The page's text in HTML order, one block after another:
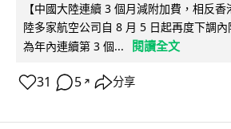
【中國大陸連續 3 個月減附加費，相反
陸多家航空公司自 8 月 5 日起再度下調內
為年內連續第 3 個...
閱讀全文
31 5 ↗ 分享